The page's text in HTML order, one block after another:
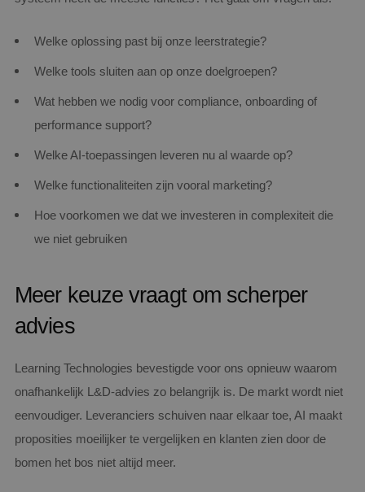
Welke oplossing past bij onze leerstrategie?
Welke tools sluiten aan op onze doelgroepen?
Wat hebben we nodig voor compliance, onboarding of
performance support?
Welke AI-toepassingen leveren nu al waarde op?
Welke functionaliteiten zijn vooral marketing?
Hoe voorkomen we dat we investeren in complexiteit die
we niet gebruiken
Meer keuze vraagt om scherper
advies
Learning Technologies bevestigde voor ons opnieuw waarom
onafhankelijk L&D-advies zo belangrijk is. De markt wordt niet
eenvoudiger. Leveranciers schuiven naar elkaar toe, AI maakt
proposities moeilijker te vergelijken en klanten zien door de
bomen het bos niet altijd meer.